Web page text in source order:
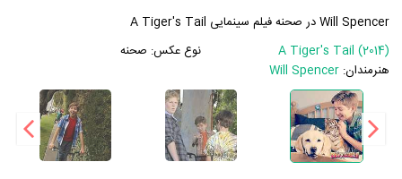
Will Spencer در صحنه فیلم سینمایی A Tiger's Tail
A Tiger's Tail (2014)
نوع عکس: صحنه
هنرمندان:Will Spencer